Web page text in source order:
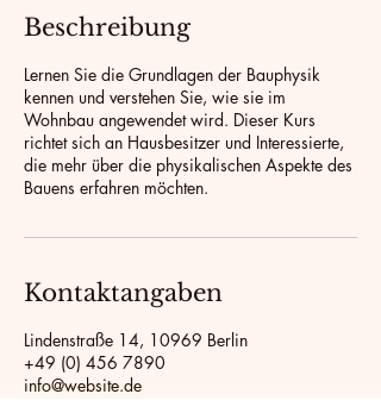
Beschreibung
Lernen Sie die Grundlagen der Bauphysik
kennen und verstehen Sie, wie sie im
Wohnbau angewendet wird. Dieser Kurs
richtet sich an Hausbesitzer und Interessierte,
die mehr über die physikalischen Aspekte des
Bauens erfahren möchten.
Kontaktangaben
Lindenstraße 14, 10969 Berlin
+49 (0) 456 7890
info@website.de